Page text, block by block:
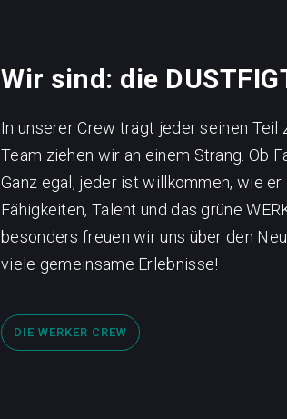
Wir sind: die
In unserer Crew trägt jeder seinen Teil
Team ziehen wir an einem Strang. Ob
Ganz egal, jeder ist willkommen, wie er
Fähigkeiten, Talent und das grüne
besonders freuen wir uns über den
viele gemeinsame Erlebnisse!
DIE WERKER CREW